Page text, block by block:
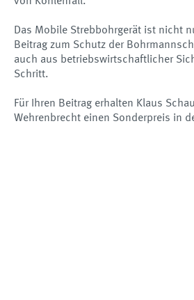
Das Mobile Strebbohrgerät ist nicht
Beitrag zum Schutz der
auch aus betriebswirtschaftlicher
Schritt.
Für Ihren Beitrag erhalten Klaus
Wehrenbrecht einen Sonderpreis in